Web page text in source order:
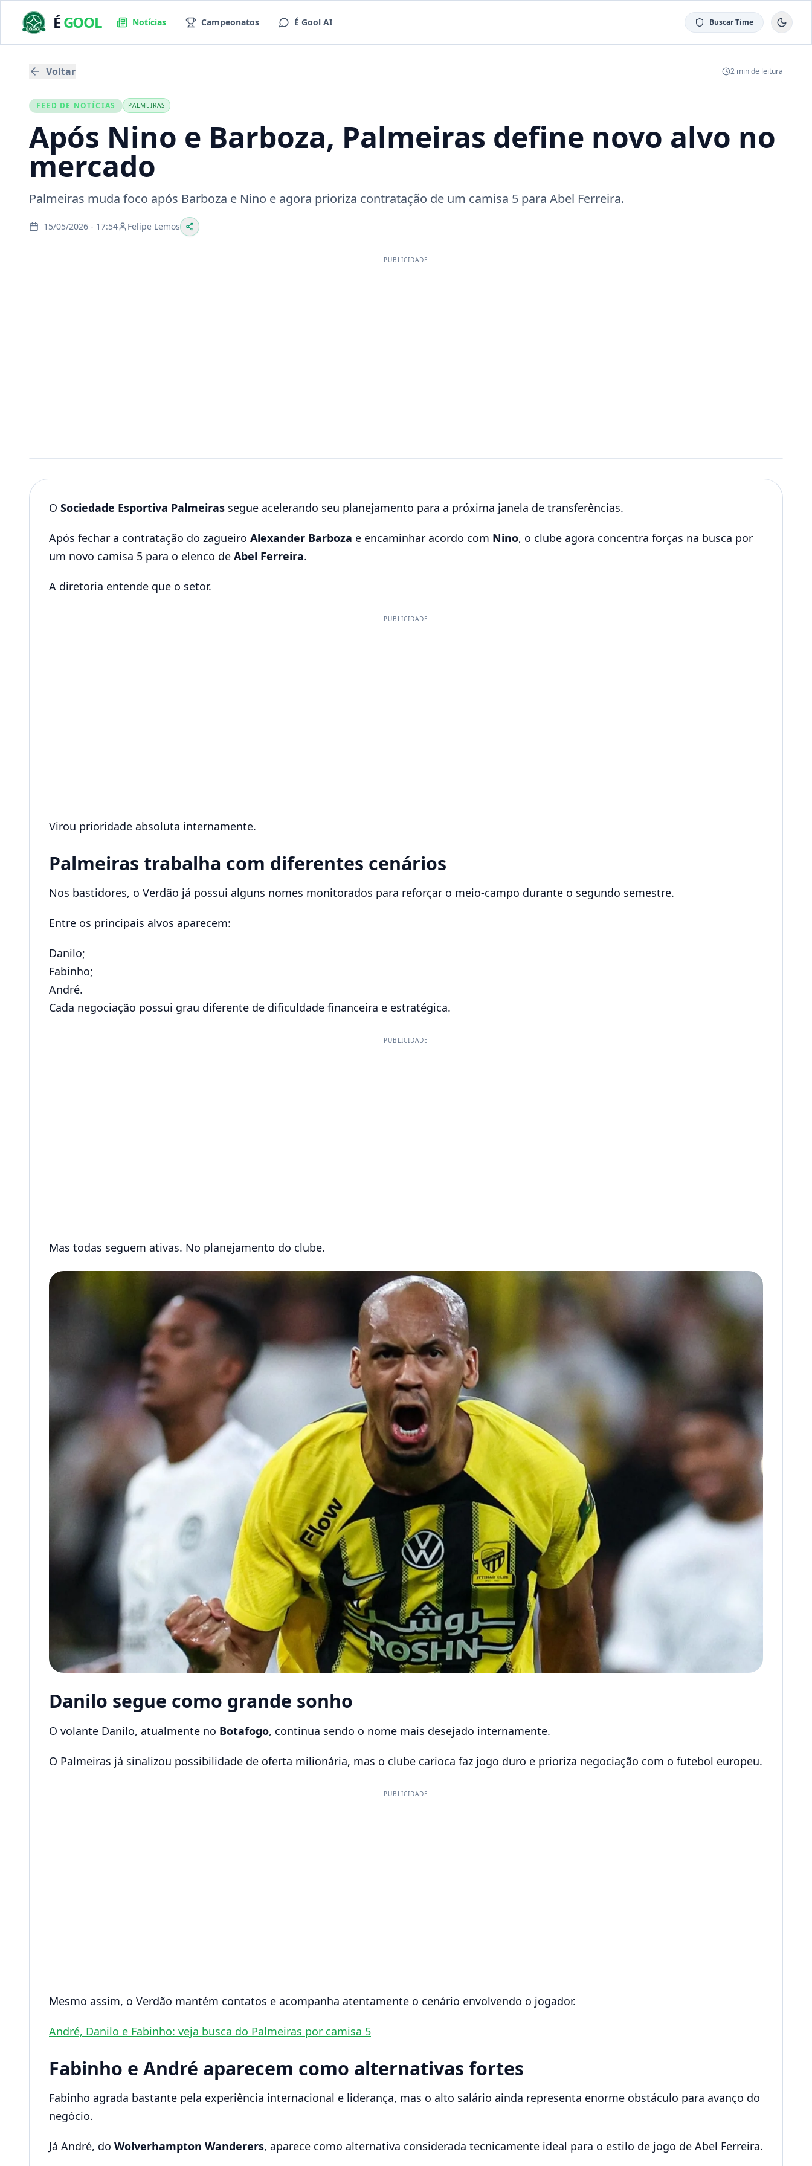
ÉGOOL Notícias Campeonatos É Gool AI Buscar Time
Voltar 2 min de leitura
FEED DE NOTÍCIAS PALMEIRAS
Após Nino e Barboza, Palmeiras define novo alvo no
mercado
Palmeiras muda foco após Barboza e Nino e agora prioriza contratação de um camisa 5 para Abel Ferreira.
15/05/2026 - 17:54 Felipe Lemos
PUBLICIDADE
O Sociedade Esportiva Palmeiras segue acelerando seu planejamento para a próxima janela de transferências.
Após fechar a contratação do zagueiro Alexander Barboza e encaminhar acordo com Nino, o clube agora concentra forças na busca por
um novo camisa 5 para o elenco de Abel Ferreira.
A diretoria entende que o setor.
PUBLICIDADE
Virou prioridade absoluta internamente.
Palmeiras trabalha com diferentes cenários
Nos bastidores, o Verdão já possui alguns nomes monitorados para reforçar o meio-campo durante o segundo semestre.
Entre os principais alvos aparecem:
Danilo;
Fabinho;
André.
Cada negociação possui grau diferente de dificuldade financeira e estratégica.
PUBLICIDADE
Mas todas seguem ativas. No planejamento do clube.
Danilo segue como grande sonho
O volante Danilo, atualmente no Botafogo, continua sendo o nome mais desejado internamente.
O Palmeiras já sinalizou possibilidade de oferta milionária, mas o clube carioca faz jogo duro e prioriza negociação com o futebol europeu.
PUBLICIDADE
Mesmo assim, o Verdão mantém contatos e acompanha atentamente o cenário envolvendo o jogador.
André, Danilo e Fabinho: veja busca do Palmeiras por camisa 5
Fabinho e André aparecem como alternativas fortes
Fabinho agrada bastante pela experiência internacional e liderança, mas o alto salário ainda representa enorme obstáculo para avanço do
negócio.
Já André, do Wolverhampton Wanderers, aparece como alternativa considerada tecnicamente ideal para o estilo de jogo de Abel Ferreira.